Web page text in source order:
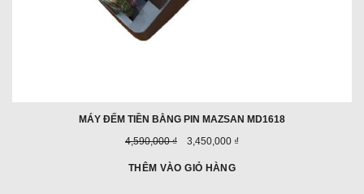
MÁY ĐẾM TIỀN BẰNG PIN MAZSAN MD1618
Giá
4,590,000 ₫
Giá
3,450,000 ₫
THÊM VÀO GIỎ HÀNG